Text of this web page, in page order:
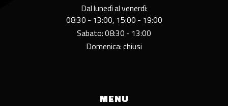
Dal lunedì al venerdì:
08:30 - 13:00, 15:00 - 19:00
Sabato: 08:30 - 13:00
Domenica: chiusi
MENU